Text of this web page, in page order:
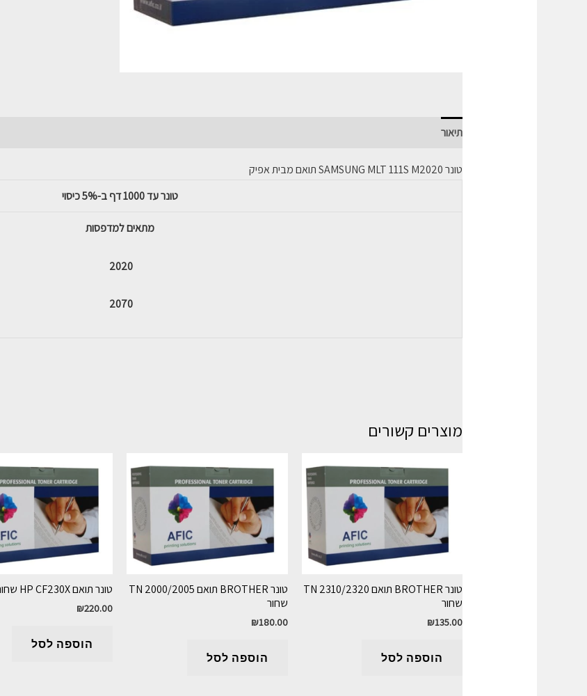
תיאור
טונרSAMSUNG MLT 111S M2020 תואם מבית אפיק
טונר עד 1000 דף ב-5% כיסוי
מתאים למדפסות
2020
2070
מוצרים קשורים
טונר BROTHER תואם TN 2310/2320
שחור
₪135.00
הוספה לסל
טונר BROTHER תואם TN 2000/2005
שחור
₪180.00
הוספה לסל
טונר תואם HP CF230X שחור
₪220.00
הוספה לסל